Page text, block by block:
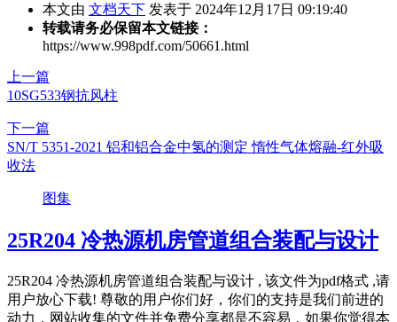
本文由 文档天下 发表于 2024年12月17日 09:19:40
转载请务必保留本文链接：
https://www.998pdf.com/50661.html
上一篇
10SG533钢抗风柱
下一篇
SN/T 5351-2021 铝和铝合金中氢的测定 惰性气体熔融-红外吸
收法
图集
25R204 冷热源机房管道组合装配与设计
25R204 冷热源机房管道组合装配与设计 , 该文件为pdf格式 ,请
用户放心下载! 尊敬的用户你们好，你们的支持是我们前进的
动力，网站收集的文件并免费分享都是不容易，如果你觉得本